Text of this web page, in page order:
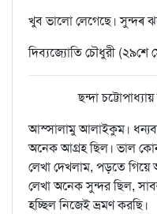
খুব ভালো লেগেছে। সুন্দৰ
দিব্যজ্যোতি চৌধুরী
ছন্দা
আস্সালামু আলাইকুম।
অনেক আগ্রহ ছিল। ভাল
লেখা দেখলাম, পড়তে গিয়ে
লেখা অনেক সুন্দর ছিল,
হচ্ছিল নিজেই ভ্রমণ করছি।